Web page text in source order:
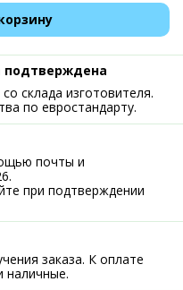
подтверждена
склада изготовителя.
по евростандарту.
почты и
при подтверждении
заказа. К оплате
наличные.